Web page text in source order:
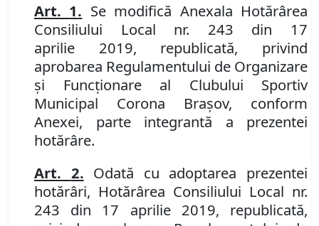
Art. 1. Se modifică Anexala Hotărârea
Consiliului Local nr. 243 din 17
aprilie 2019, republicată, privind
aprobarea Regulamentului de Organizare
şi Funcţionare al Clubului Sportiv
Municipal Corona Braşov, conform
Anexei, parte integrantă a prezentei
hotărâre.
Art. 2. Odată cu adoptarea prezentei
hotărâri, Hotărârea Consiliului Local nr.
243 din 17 aprilie2019, republicată,